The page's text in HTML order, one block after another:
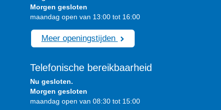
Morgen gesloten
maandag open van 13:00 tot 16:00
Meer openingstijden
Telefonische bereikbaarheid
Nu gesloten.
Morgen gesloten
maandag open van 08:30 tot 15:00